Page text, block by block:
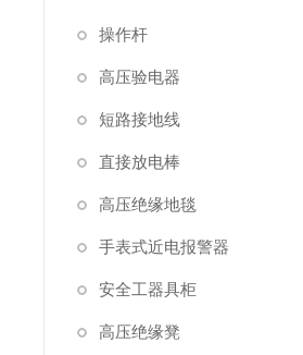
操作杆
高压验电器
短路接地线
直接放电棒
高压绝缘地毯
手表式近电报警器
安全工器具柜
高压绝缘凳